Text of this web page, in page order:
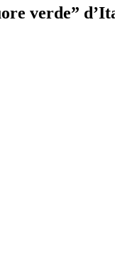
verde”